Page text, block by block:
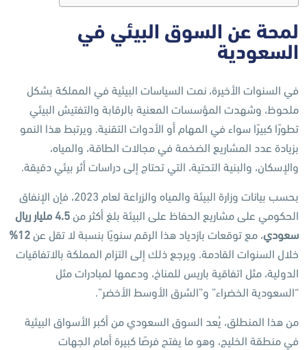
لمحة عن السوق البيئي في
السعودية
في السنوات الأخيرة، نمت السياسات البيئية في المملكة بشكل
ملحوظ، وشهدت المؤسسات المعنية بالرقابة والتفتيش البيئي
تطورًا كبيرًا سواء في المهام أو الأدوات التقنية. ويرتبط هذا النمو
بزيادة عدد المشاريع الضخمة في مجالات الطاقة، والمياه،
والإسكان، والبنية التحتية، التي تحتاج إلى دراسات أثر بيئي دقيقة.
بحسب بيانات وزارة البيئة والمياه والزراعة لعام 2023، فإن الإنفاق
الحكومي على مشاريع الحفاظ على البيئة بلغ أكثر من4.5 مليار ريال
سعودي، مع توقعات بازدياد هذا الرقم سنويًا بنسبة لا تقل عن12%
خلال السنوات القادمة. ويرجع ذلك إلى التزام المملكة بالاتفاقيات
الدولية، مثل اتفاقية باريس للمناخ، ودعمها لمبادرات مثل
“السعودية الخضراء” و”الشرق الأوسط الأخضر”.
من هذا المنطلق، يُعد السوق السعودي من أكبر الأسواق البيئية
في منطقة الخليج، وهو ما يفتح فرصًا كبيرة أمام الجهات